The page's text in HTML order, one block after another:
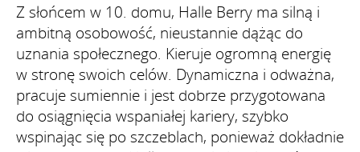
Z słońcem w 10. domu, Halle Berry ma silną i
ambitną osobowość, nieustannie dążąc do
uznania społecznego. Kieruje ogromną energię
w stronę swoich celów. Dynamiczna i odważna,
pracuje sumiennie i jest dobrze przygotowana
do osiągnięcia wspaniałej kariery, szybko
wspinając się po szczeblach, ponieważ dokładnie